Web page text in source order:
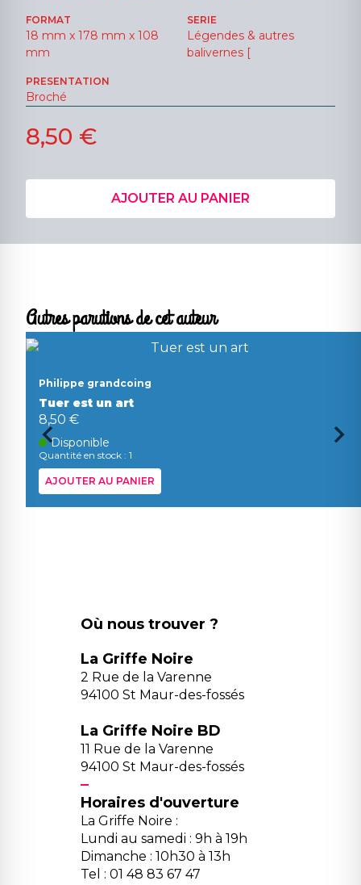
FORMAT
18 mm x 178 mm x 108
mm
SERIE
Légendes & autres
balivernes [
PRESENTATION
Broché
8,50 €
AJOUTER AU PANIER
Autres parutions de cet auteur
Philippe grandcoing
Tuer est un art
8,50 €
Disponible
Quantité en stock : 1
AJOUTER AU PANIER
Où nous trouver ?
La Griffe Noire
2 Rue de la Varenne
94100 St Maur-des-fossés
La Griffe Noire BD
11 Rue de la Varenne
94100 St Maur-des-fossés
Horaires d'ouverture
La Griffe Noire :
Lundi au samedi : 9h à 19h
Dimanche : 10h30 à 13h
Tel : 01 48 83 67 47